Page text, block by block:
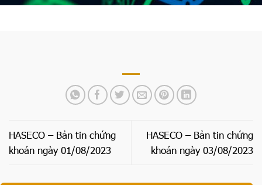
HASECO – Bản tin chứng
khoán ngày 01/08/2023
HASECO – Bản tin chứng
khoán ngày 03/08/2023